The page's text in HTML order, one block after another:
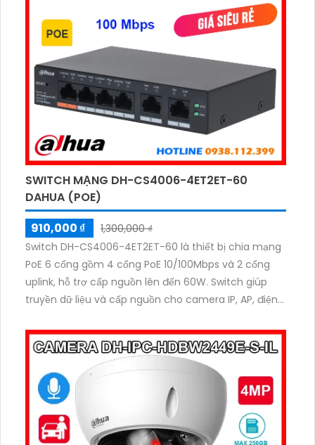
SWITCH MẠNG DH-CS4006-4ET2ET-60
DAHUA (POE)
910,000 ₫
1,300,000 ₫
Switch DH-CS4006-4ET2ET-60 là thiết bị chia mạng
PoE 6 cổng gồm 4 cổng PoE 10/100Mbps và 2 cổng
uplink, hỗ trợ cấp nguồn lên đến 60W. Switch giúp
truyền dữ liệu và cấp nguồn cho camera IP, AP, điện
phù hợp cho hệ thống giám sát an ninh và mạng
doanh nghiệp nhỏ.